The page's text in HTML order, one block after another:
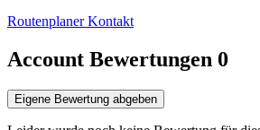
RoutenplanerKontakt
Account Bewertungen 0
Eigene Bewertung abgeben